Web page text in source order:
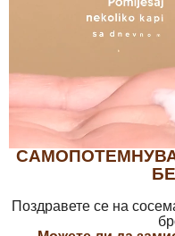
Поздравете се на